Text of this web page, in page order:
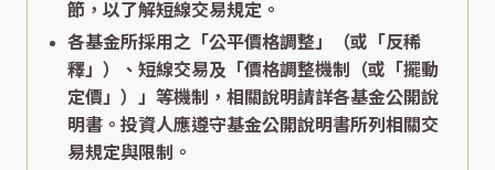
節，以了解短線交易規定。
各基金所採用之「公平價格調整」（或「反稀
釋」）、短線交易及「價格調整機制（或「擺動
定價」）」等機制，相關說明請詳各基金公開說
明書。投資人應遵守基金公開說明書所列相關交
易規定與限制。